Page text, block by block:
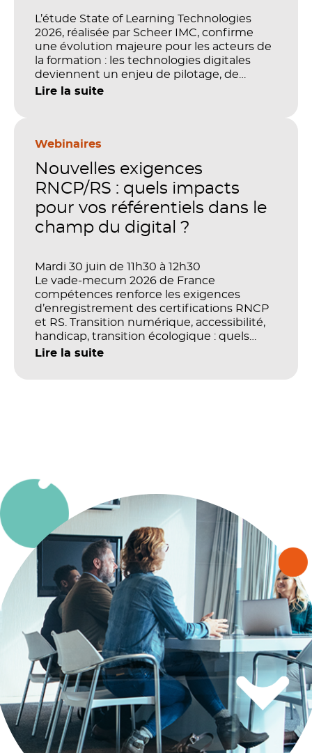
L’étude State of Learning Technologies
2026, réalisée par Scheer IMC, confirme
une évolution majeure pour les acteurs de
la formation : les technologies digitales
deviennent un enjeu de pilotage, de
performance et de preuve de valeur. IA,
stratégique. Mais comment démontrer
investissements sur les compétences, la
productivité et la performance des
Lire la suite
Webinaires
Nouvelles exigences
RNCP/RS : quels impacts
pour vos référentiels dans le
champ du digital ?
Mardi 30 juin de 11h30 à 12h30
Le vade-mecum 2026 de France
compétences renforce les exigences
d’enregistrement des certifications RNCP
et RS. Transition numérique, accessibilité,
handicap, transition écologique : quels
impacts concrets pour les référentiels dans
Lire la suite